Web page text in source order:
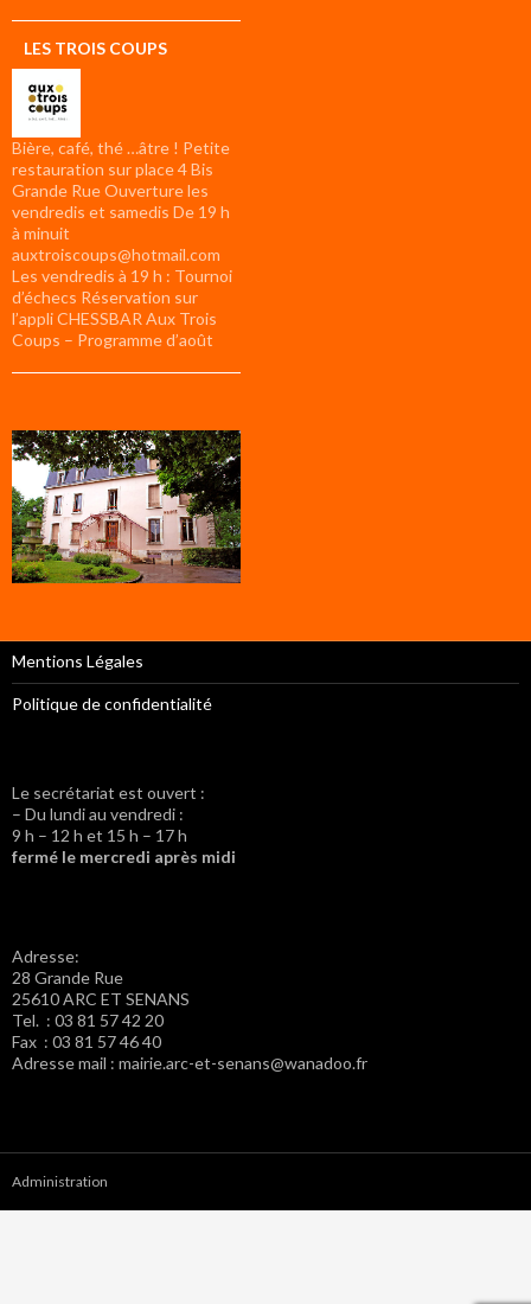
LES TROIS COUPS
Bière, café, thé …âtre ! Petite
restauration sur place 4 Bis
Grande Rue Ouverture les
vendredis et samedis De 19 h
à minuit
auxtroiscoups@hotmail.com
Les vendredis à 19 h : Tournoi
d’échecs Réservation sur
l’appli CHESSBAR Aux Trois
Coups – Programme d’août
Mentions Légales
Politique de confidentialité
Le secrétariat est ouvert :
– Du lundi au vendredi :
9 h – 12 h et 15 h – 17 h
fermé le mercredi après midi
Adresse:
28 Grande Rue
25610 ARC ET SENANS
Tel. : 03 81 57 42 20
Fax : 03 81 57 46 40
Adresse mail : mairie.arc-et-senans@wanadoo.fr
Administration